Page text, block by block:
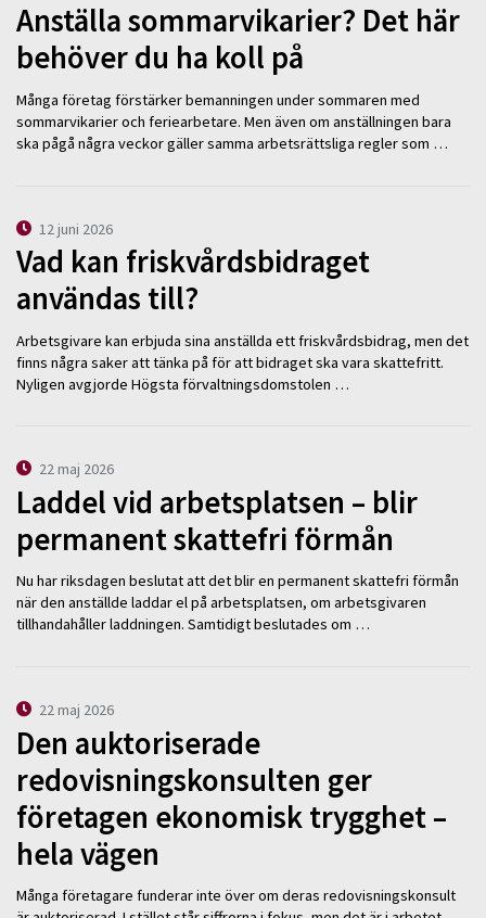
Anställa sommarvikarier? Det här
behöver du ha koll på
Många företag förstärker bemanningen under sommaren med
sommarvikarier och feriearbetare. Men även om anställningen bara
ska pågå några veckor gäller samma arbetsrättsliga regler som …
12 juni 2026
Vad kan friskvårdsbidraget
användas till?
Arbetsgivare kan erbjuda sina anställda ett friskvårdsbidrag, men det
finns några saker att tänka på för att bidraget ska vara skattefritt.
Nyligen avgjorde Högsta förvaltningsdomstolen …
22 maj 2026
Laddel vid arbetsplatsen – blir
permanent skattefri förmån
Nu har riksdagen beslutat att det blir en permanent skattefri förmån
när den anställde laddar el på arbetsplatsen, om arbetsgivaren
tillhandahåller laddningen. Samtidigt beslutades om …
22 maj 2026
Den auktoriserade
redovisningskonsulten ger
företagen ekonomisk trygghet –
hela vägen
Många företagare funderar inte över om deras redovisningskonsult